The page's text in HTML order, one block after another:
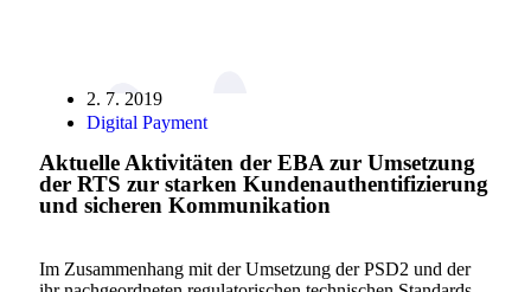
2. 7. 2019
Digital Payment
Aktuelle Aktivitäten der EBA zur Umsetzung
der RTS zur starken Kundenauthentifizierung
und sicheren Kommunikation
Im Zusammenhang mit der Umsetzung der PSD2 und der